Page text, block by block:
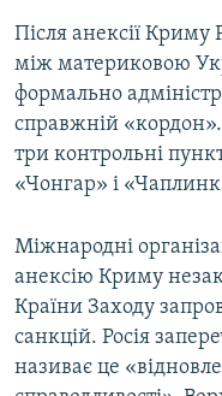
Після анексії Криму
між материковою
формально
справжній
три контрольні
«Чонгар» і
Міжнародні
анексію Криму
Країни Заходу
санкцій. Росія
називає це